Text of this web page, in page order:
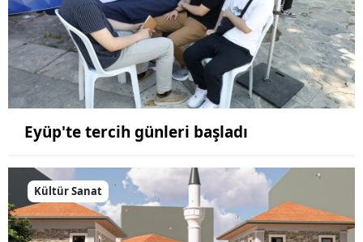
Eyüp'te tercih günleri başladı
Kültür Sanat